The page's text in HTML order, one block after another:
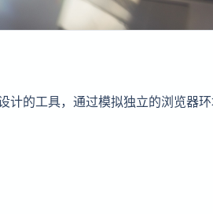
计的工具，通过模拟独立的浏览器